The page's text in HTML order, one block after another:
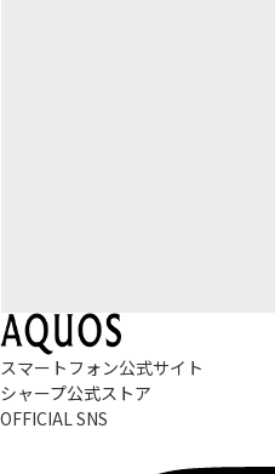
スマートフォン公式サイト
シャープ公式ストア
OFFICIAL SNS